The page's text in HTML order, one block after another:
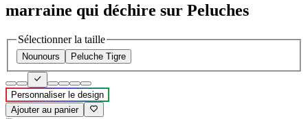
marraine qui déchire sur Peluches
Sélectionner la taille
Nounours Peluche Tigre
Personnaliser le design
Ajouter au panier